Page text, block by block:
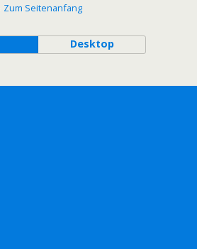
Zum Seitenanfang
Desktop